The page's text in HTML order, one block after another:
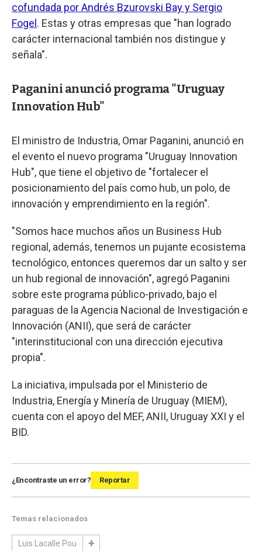
cofundada por Andrés Bzurovski Bay y Sergio
Fogel . Estas y otras empresas que "han logrado
carácter internacional también nos distingue y
señala".
Paganini anunció programa "Uruguay
Innovation Hub"
El ministro de Industria, Omar Paganini, anunció en
el evento el nuevo programa "Uruguay Innovation
Hub", que tiene el objetivo de "fortalecer el
posicionamiento del país como hub, un polo, de
innovación y emprendimiento en la región".
"Somos hace muchos años un Business Hub
regional, además, tenemos un pujante ecosistema
tecnológico, entonces queremos dar un salto y ser
un hub regional de innovación", agregó Paganini
sobre este programa público-privado, bajo el
paraguas de la Agencia Nacional de Investigación e
Innovación (ANII), que será de carácter
"interinstitucional con una dirección ejecutiva
propia".
La iniciativa, impulsada por el Ministerio de
Industria, Energía y Minería de Uruguay (MIEM),
cuenta con el apoyo del MEF, ANII, Uruguay XXI y el
BID.
¿Encontraste un error? Reportar
Temas relacionados
Luis Lacalle Pou